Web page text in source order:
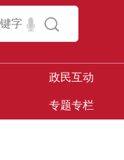
政民互动
专题专栏